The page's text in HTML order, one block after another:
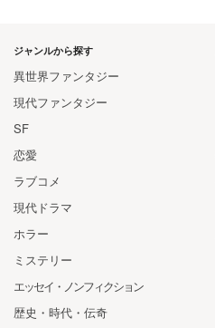
ジャンルから探す
異世界ファンタジー
現代ファンタジー
SF
恋愛
ラブコメ
現代ドラマ
ホラー
ミステリー
エッセイ・ノンフィクション
歴史・時代・伝奇